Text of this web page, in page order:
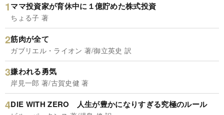
ママ投資家が育休中に１億貯めた株式投資
ちょる子 著
筋肉が全て
ガブリエル・ライオン 著/御立英史 訳
嫌われる勇気
岸見一郎 著/古賀史健 著
DIE WITH ZERO 人生が豊かになりすぎる究極のルール